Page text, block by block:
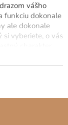
vášho
funkciu dokonale
ale dokonale
vyberiete, o vás
masívny
trvanlivosť.
a zanechajte